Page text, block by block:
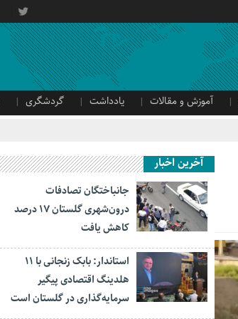
آموزش و مقالات یادداشت گردشگری
آخرین اخبار
جانباختگان تصادفات
درون‌شهری گلستان ۱۷ درصد
کاهش یافت
استاندار: بابک زنجانی با ۱۱
هلدینگ اقتصادی پیگیر
سرمایه‌گذاری در گلستان است